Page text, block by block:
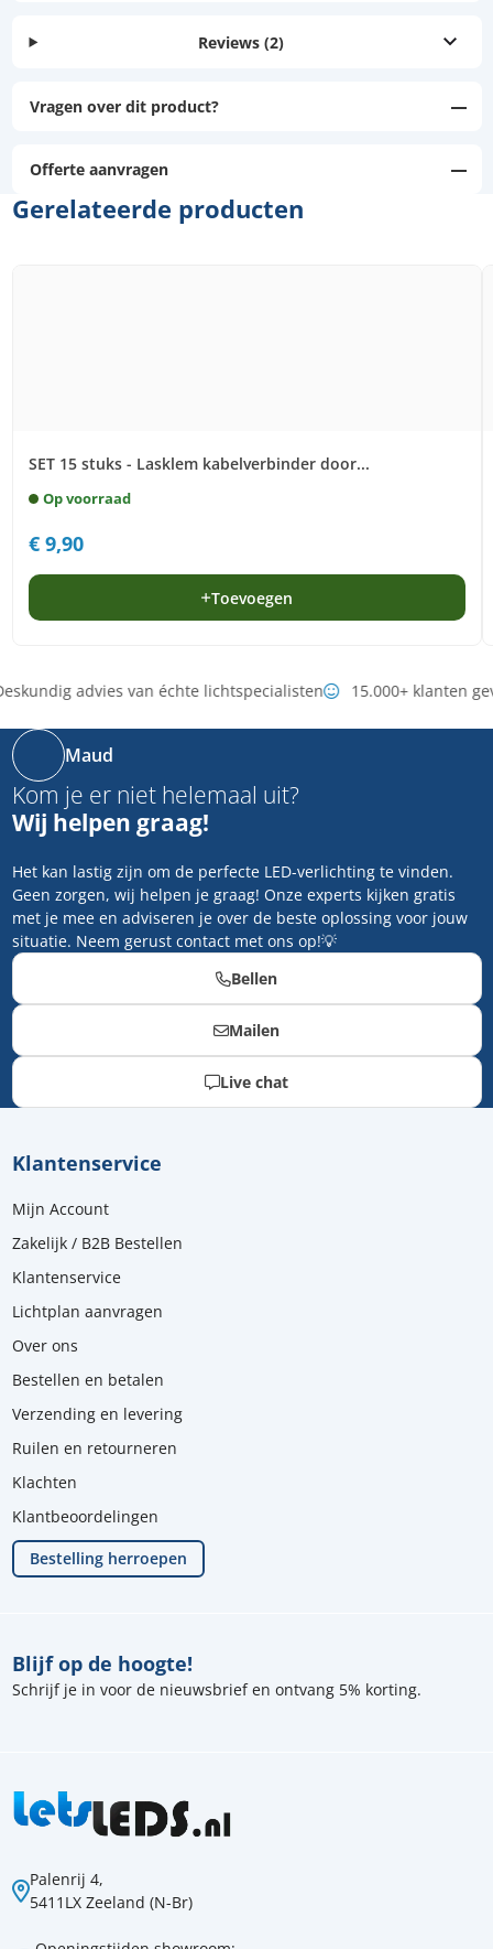
Reviews (2)
Vragen over dit product?
Offerte aanvragen
Gerelateerde producten
SET 15 stuks - Lasklem kabelverbinder door...
Op voorraad
€9,90
Toevoegen
advies van échte lichtspecialisten 15.000+ klanten
Maud
Kom je er niet helemaal uit?
Wij helpen graag!
Het kan lastig zijn om de perfecte LED-verlichting te vinden.
Geen zorgen, wij helpen je graag! Onze experts kijken gratis
met je mee en adviseren je over de beste oplossing voor jouw
situatie. Neem gerust contact met ons op!💡
Bellen
Mailen
Live chat
Palenrij 4,
5411LX Zeeland (N-Br)
Blijf op de hoogte!
Schrijf je in voor de nieuwsbrief en ontvang 5% korting.
Klantenservice
Mijn Account
Zakelijk / B2B Bestellen
Klantenservice
Lichtplan aanvragen
Over ons
Bestellen en betalen
Verzending en levering
Ruilen en retourneren
Klachten
Klantbeoordelingen
Bestelling herroepen